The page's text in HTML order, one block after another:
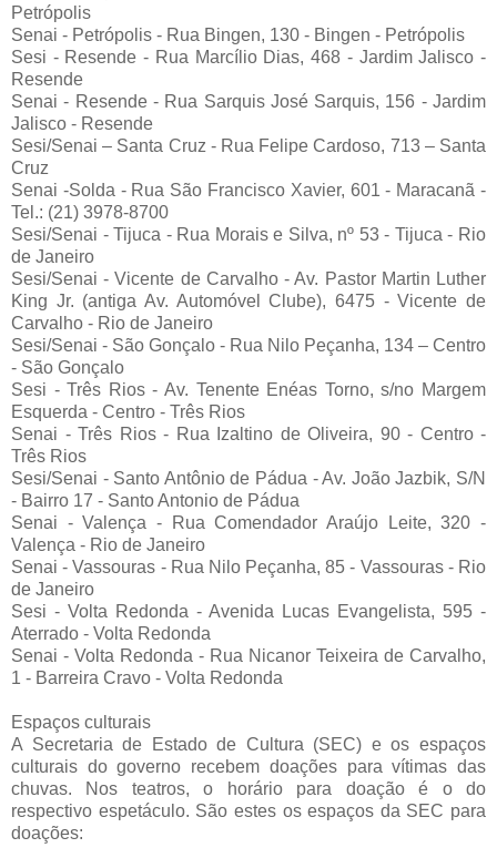
Petrópolis
Senai - Petrópolis - Rua Bingen, 130 - Bingen - Petrópolis
Sesi - Resende - Rua Marcílio Dias, 468 - Jardim Jalisco -
Resende
Senai - Resende - Rua Sarquis José Sarquis, 156 - Jardim
Jalisco - Resende
Sesi/Senai – Santa Cruz - Rua Felipe Cardoso, 713 – Santa
Cruz
Senai -Solda - Rua São Francisco Xavier, 601 - Maracanã -
Tel.: (21) 3978-8700
Sesi/Senai - Tijuca - Rua Morais e Silva, nº 53 - Tijuca - Rio
de Janeiro
Sesi/Senai - Vicente de Carvalho - Av. Pastor Martin Luther
King Jr. (antiga Av. Automóvel Clube), 6475 - Vicente de
Carvalho - Rio de Janeiro
Sesi/Senai - São Gonçalo - Rua Nilo Peçanha, 134 – Centro
- São Gonçalo
Sesi - Três Rios - Av. Tenente Enéas Torno, s/no Margem
Esquerda - Centro - Três Rios
Senai - Três Rios - Rua Izaltino de Oliveira, 90 - Centro -
Três Rios
Sesi/Senai - Santo Antônio de Pádua - Av. João Jazbik, S/N
- Bairro 17 - Santo Antonio de Pádua
Senai - Valença - Rua Comendador Araújo Leite, 320 -
Valença - Rio de Janeiro
Senai - Vassouras - Rua Nilo Peçanha, 85 - Vassouras - Rio
de Janeiro
Sesi - Volta Redonda - Avenida Lucas Evangelista, 595 -
Aterrado - Volta Redonda
Senai - Volta Redonda - Rua Nicanor Teixeira de Carvalho,
1 - Barreira Cravo - Volta Redonda
Espaços culturais
A Secretaria de Estado de Cultura (SEC) e os espaços
culturais do governo recebem doações para vítimas das
chuvas. Nos teatros, o horário para doação é o do
respectivo espetáculo. São estes os espaços da SEC para
doações: